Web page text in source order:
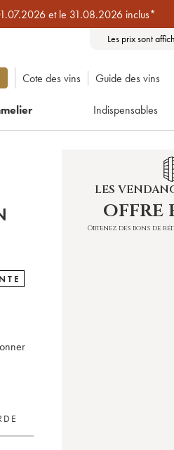
et le 31.08.2026 inclus*
Les prix sont
Cote des vins Guide des vins
Indispensables
LES
offre
Obtenez des bons de